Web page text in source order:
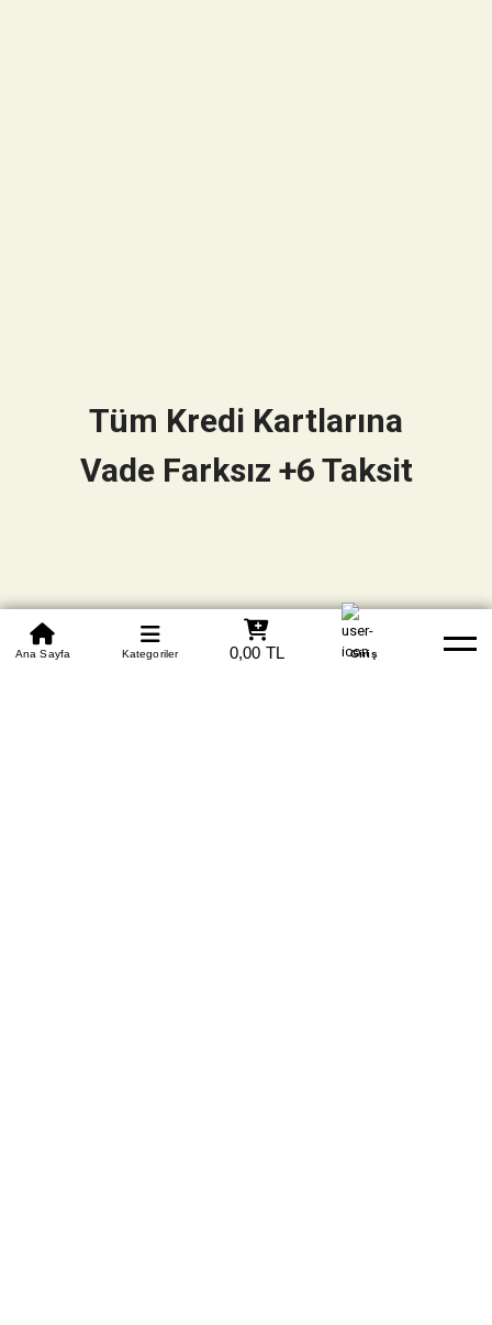
0850 305 09 70
Beden Tablosu Banka Hesapları Whatsapp Yardım
Ana Sayfa Kategoriler 0,00 TL Giriş
Tüm Kredi Kartlarına
Vade Farksız +6 Taksit